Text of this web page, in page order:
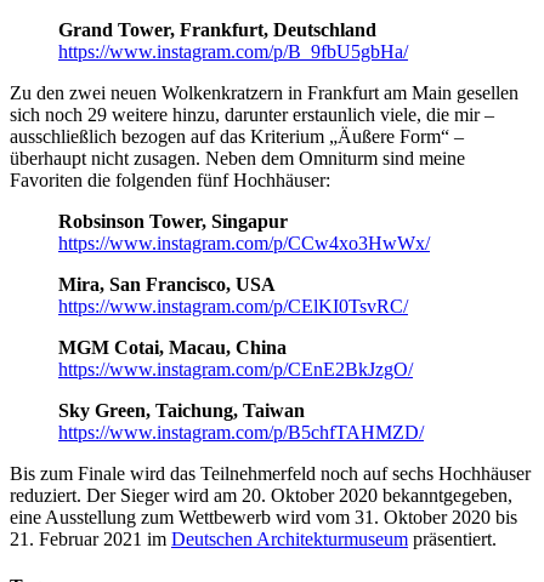
Grand Tower, Frankfurt, Deutschland
https://www.instagram.com/p/B_9fbU5gbHa/
Zu den zwei neuen Wolkenkratzern in Frankfurt am Main gesellen
sich noch 29 weitere hinzu, darunter erstaunlich viele, die mir –
ausschließlich bezogen auf das Kriterium „Äußere Form“ –
überhaupt nicht zusagen. Neben dem Omniturm sind meine
Favoriten die folgenden fünf Hochhäuser:
Robsinson Tower, Singapur
https://www.instagram.com/p/CCw4xo3HwWx/
Mira, San Francisco, USA
https://www.instagram.com/p/CElKI0TsvRC/
MGM Cotai, Macau, China
https://www.instagram.com/p/CEnE2BkJzgO/
Sky Green, Taichung, Taiwan
https://www.instagram.com/p/B5chfTAHMZD/
Bis zum Finale wird das Teilnehmerfeld noch auf sechs Hochhäuser
reduziert. Der Sieger wird am 20. Oktober 2020 bekanntgegeben,
eine Ausstellung zum Wettbewerb wird vom 31. Oktober 2020 bis
21. Februar 2021 im Deutschen Architekturmuseum präsentiert.